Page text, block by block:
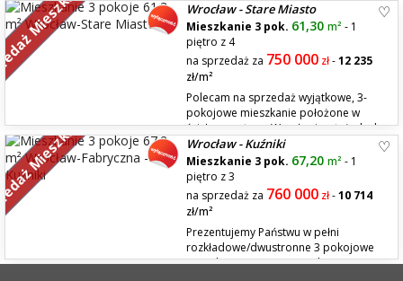
balkonem 4,91m2, położony na pierwszym piętrze 2 piętrowego
budynku mieszkalnego. W skład mieszkania wchodzą: - Salon z aneksem
18,19m2 - pokój 12,63m2 - pokój 8,61m2 - łazienka 4,54m2 - przedpokój
6,12m2....
Mieszkań Wrocław - Stare Miasto
Mieszkanie 3 pok. 61,30m² - 1
piętro z 4
na sprzedaż za 750 000 zł-12 235
zł/m²
Polecam na sprzedaż wyjątkowe, 3-
pokojowe mieszkanie położone w
ścisłym centrum Wrocławia – tuż obok
DH Renoma. Lokal znajduje się w kameralnym, niskim budynku
położonym wśród zieleni przy zadrzewionym podwórku, od strony ul.
Podwale blok sąsiaduje z fosą miejską. Lokalizacja łączy w sobie atuty
cen...Mieszkań Wrocław - Kuźniki
Mieszkanie 3 pok. 67,20m² - 1
piętro z 3
na sprzedaż za 760 000 zł-10 714
zł/m²
Prezentujemy Państwu w pełni
rozkładowe/dwustronne 3 pokojowe
mieszkanie o pow. 67,2 mkw,